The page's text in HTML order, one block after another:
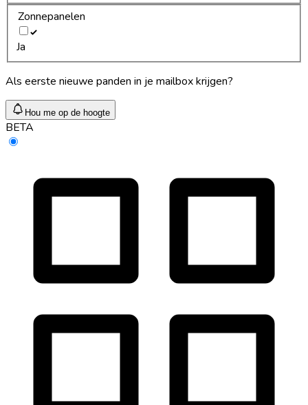
Zonnepanelen
Ja
Als eerste nieuwe panden in je mailbox krijgen?
Hou me op de hoogte
BETA